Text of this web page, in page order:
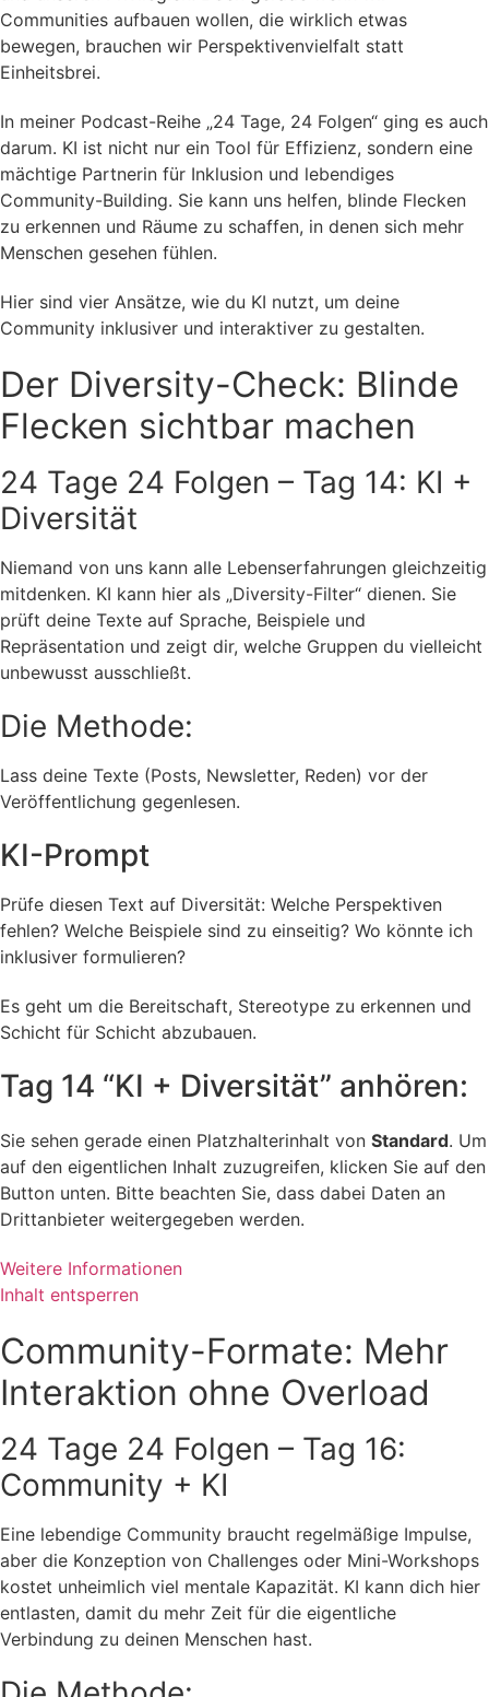
Communities aufbauen wollen, die wirklich etwas
bewegen, brauchen wir Perspektivenvielfalt statt
Einheitsbrei.
In meiner Podcast-Reihe „24 Tage, 24 Folgen“ ging es auch
darum. KI ist nicht nur ein Tool für Effizienz, sondern eine
mächtige Partnerin für Inklusion und lebendiges
Community-Building. Sie kann uns helfen, blinde Flecken
zu erkennen und Räume zu schaffen, in denen sich mehr
Menschen gesehen fühlen.
Hier sind vier Ansätze, wie du KI nutzt, um deine
Community inklusiver und interaktiver zu gestalten.
Der Diversity-Check: Blinde
Flecken sichtbar machen
24 Tage 24 Folgen – Tag 14: KI +
Diversität
Niemand von uns kann alle Lebenserfahrungen gleichzeitig
mitdenken. KI kann hier als „Diversity-Filter“ dienen. Sie
prüft deine Texte auf Sprache, Beispiele und
Repräsentation und zeigt dir, welche Gruppen du vielleicht
unbewusst ausschließt.
Die Methode:
Lass deine Texte (Posts, Newsletter, Reden) vor der
Veröffentlichung gegenlesen.
KI-Prompt
Prüfe diesen Text auf Diversität: Welche Perspektiven
fehlen? Welche Beispiele sind zu einseitig? Wo könnte ich
inklusiver formulieren?
Es geht um die Bereitschaft, Stereotype zu erkennen und
Schicht für Schicht abzubauen.
Tag 14 “KI + Diversität” anhören:
Sie sehen gerade einen Platzhalterinhalt von Standard. Um
auf den eigentlichen Inhalt zuzugreifen, klicken Sie auf den
Button unten. Bitte beachten Sie, dass dabei Daten an
Drittanbieter weitergegeben werden.
Weitere Informationen
Inhalt entsperren
Community-Formate: Mehr
Interaktion ohne Overload
24 Tage 24 Folgen – Tag 16:
Community + KI
Eine lebendige Community braucht regelmäßige Impulse,
aber die Konzeption von Challenges oder Mini-Workshops
kostet unheimlich viel mentale Kapazität. KI kann dich hier
entlasten, damit du mehr Zeit für die eigentliche
Verbindung zu deinen Menschen hast.